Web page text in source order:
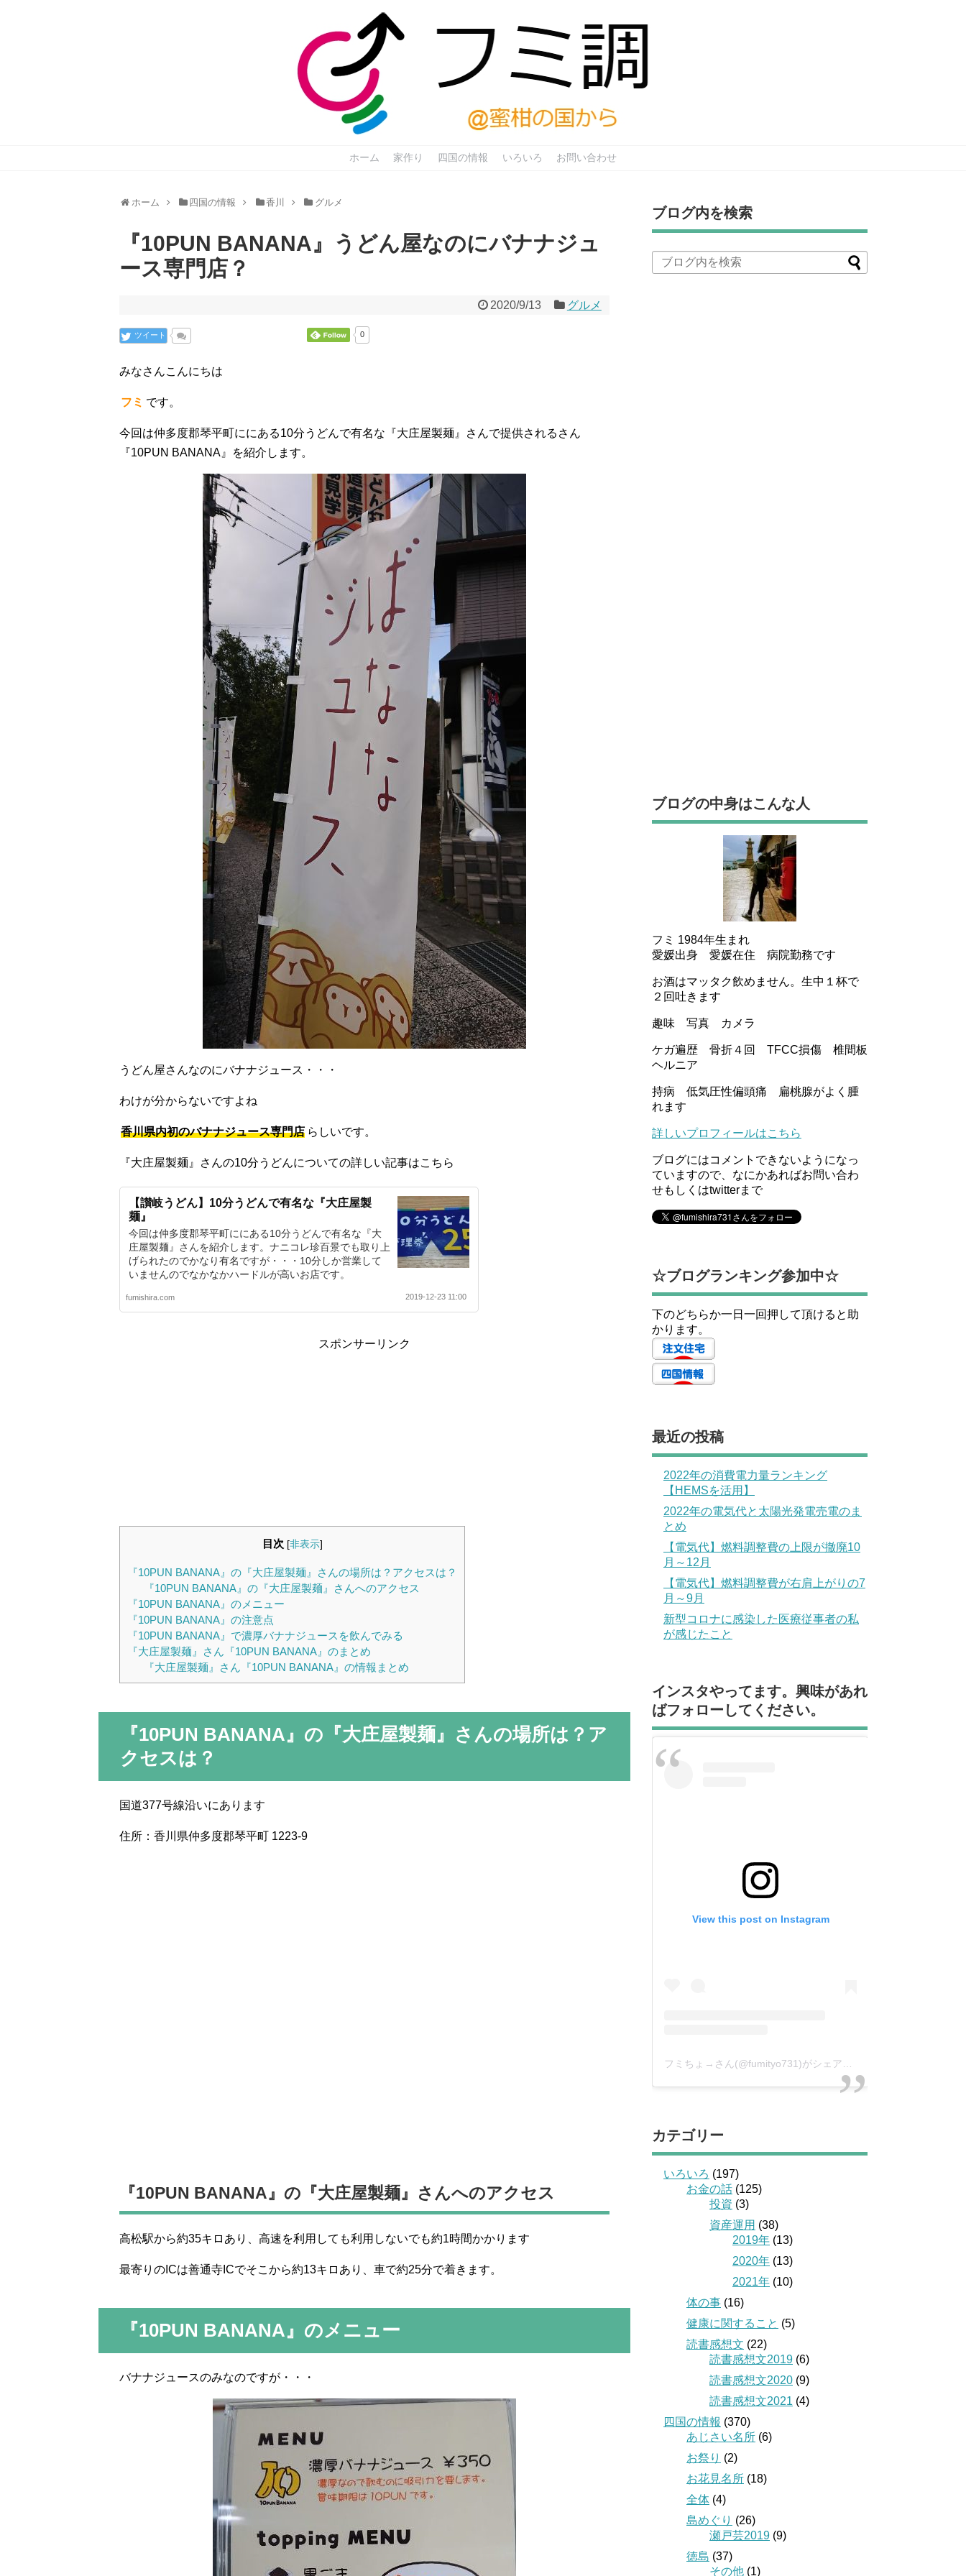
ホーム 家作り 四国の情報 いろいろ お問い合わせ
ホーム 四国の情報 香川 グルメ
『10PUN BANANA』うどん屋なのにバナナジュ
ース専門店？
2020/9/13 グルメ
ツイート 0
みなさんこんにちは
フミ です。
今回は仲多度郡琴平町ににある10分うどんで有名な『大庄屋製麺』さんで提供されるさん
『10PUN BANANA』を紹介します。
うどん屋さんなのにバナナジュース・・・
わけが分からないですよね
香川県内初のバナナジュース専門店 らしいです。
『大庄屋製麺』さんの10分うどんについての詳しい記事はこちら
【讃岐うどん】10分うどんで有名な『大庄屋製
麺』
今回は仲多度郡琴平町ににある10分うどんで有名な『大
庄屋製麺』さんを紹介します。ナニコレ珍百景でも取り上
げられたのでかなり有名ですが・・・10分しか営業して
いませんのでなかなかハードルが高いお店です。
fumishira.com 2019-12-23 11:00
スポンサーリンク
目次 [非表示]
『10PUN BANANA』の『大庄屋製麺』さんの場所は？アクセスは？
『10PUN BANANA』の『大庄屋製麺』さんへのアクセス
『10PUN BANANA』のメニュー
『10PUN BANANA』の注意点
『10PUN BANANA』で濃厚バナナジュースを飲んでみる
『大庄屋製麺』さん『10PUN BANANA』のまとめ
『大庄屋製麺』さん『10PUN BANANA』の情報まとめ
『10PUN BANANA』の『大庄屋製麺』さんの場所は？ア
クセスは？
国道377号線沿いにあります
住所：香川県仲多度郡琴平町 1223-9
『10PUN BANANA』の『大庄屋製麺』さんへのアクセス
高松駅から約35キロあり、高速を利用しても利用しないでも約1時間かかります
最寄りのICは善通寺ICでそこから約13キロあり、車で約25分で着きます。
『10PUN BANANA』のメニュー
バナナジュースのみなのですが・・・
ブログ内を検索
ブログの中身はこんな人
フミ 1984年生まれ
愛媛出身 愛媛在住 病院勤務です
お酒はマッタク飲めません。生中１杯で
２回吐きます
趣味 写真 カメラ
ケガ遍歴 骨折４回 TFCC損傷 椎間板
ヘルニア
持病 低気圧性偏頭痛 扁桃腺がよく腫
れます
詳しいプロフィールはこちら
ブログにはコメントできないようになっ
ていますので、なにかあればお問い合わ
せもしくはtwitterまで
☆ブログランキング参加中☆
下のどちらか一日一回押して頂けると助
かります。
最近の投稿
2022年の消費電力量ランキング
【HEMSを活用】
2022年の電気代と太陽光発電売電のま
とめ
【電気代】燃料調整費の上限が撤廃10
月～12月
【電気代】燃料調整費が右肩上がりの7
月～9月
新型コロナに感染した医療従事者の私
が感じたこと
インスタやってます。興味があれ
ばフォローしてください。
View this post on Instagram
フミちょ→さん(@fumityo731)がシェアした投稿
カテゴリー
いろいろ (197)
お金の話 (125)
投資 (3)
資産運用 (38)
2019年 (13)
2020年 (13)
2021年 (10)
体の事 (16)
健康に関すること (5)
読書感想文 (22)
読書感想文2019 (6)
読書感想文2020 (9)
読書感想文2021 (4)
四国の情報 (370)
あじさい名所 (6)
お祭り (2)
お花見名所 (18)
全体 (4)
島めぐり (26)
瀬戸芸2019 (9)
徳島 (37)
その他 (1)